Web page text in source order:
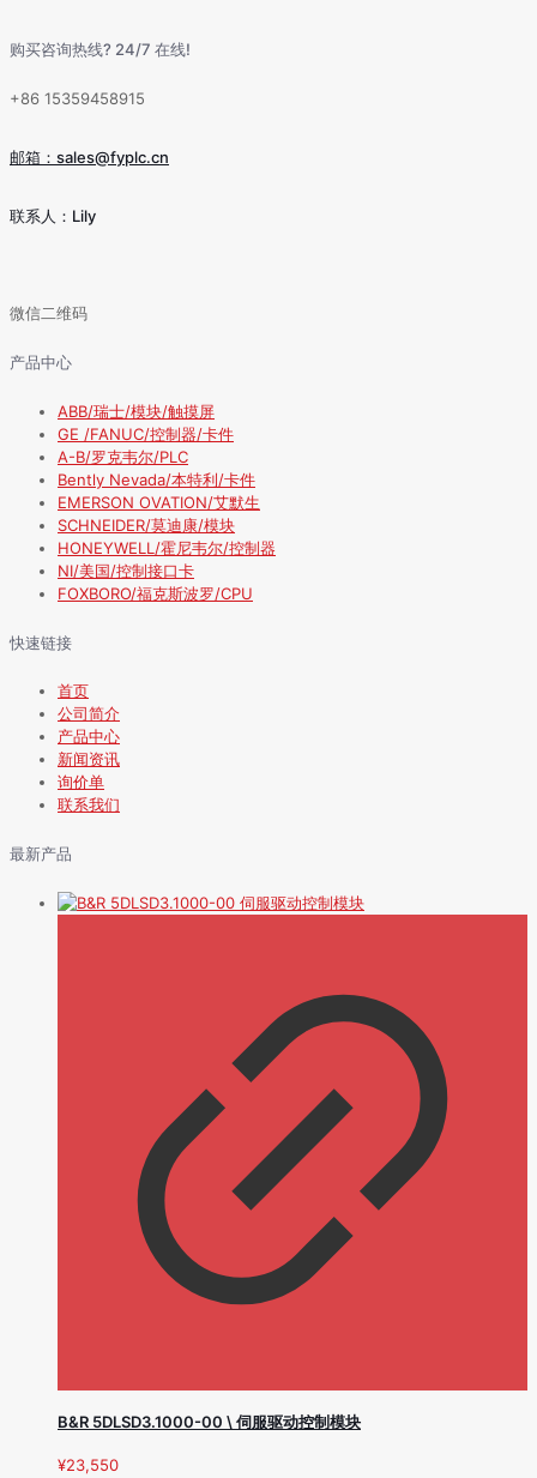
购买咨询热线? 24/7 在线!
+86 15359458915
邮箱：sales@fyplc.cn
联系人：Lily
微信二维码
产品中心
ABB/瑞士/模块/触摸屏
GE /FANUC/控制器/卡件
A-B/罗克韦尔/PLC
Bently Nevada/本特利/卡件
EMERSON OVATION/艾默生
SCHNEIDER/莫迪康/模块
HONEYWELL/霍尼韦尔/控制器
NI/美国/控制接口卡
FOXBORO/福克斯波罗/CPU
快速链接
首页
公司简介
产品中心
新闻资讯
询价单
联系我们
最新产品
B&R 5DLSD3.1000-00 \ 伺服驱动控制模块
¥23,550